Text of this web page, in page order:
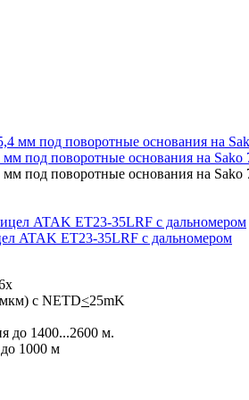
под поворотные основания на Sako
под поворотные основания на Sako
ATAK ET23-35LRF с дальномером
с NETD<25mK
до 1400...2600 м.
1000 м